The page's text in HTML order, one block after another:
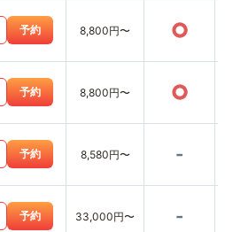
予約 8,800円〜 ○
予約 8,800円〜 ○
予約 8,580円〜 -
予約 33,000円〜 -